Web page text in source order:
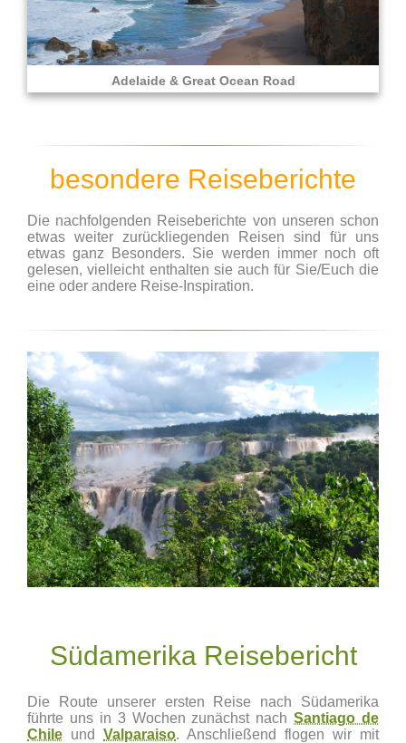
Adelaide & Great Ocean Road
besondere Reiseberichte
Die nachfolgenden Reiseberichte von unseren schon
etwas weiter zurückliegenden Reisen sind für uns
etwas ganz Besonders. Sie werden immer noch oft
gelesen, vielleicht enthalten sie auch für Sie/Euch die
eine oder andere Reise-Inspiration.
Südamerika Reisebericht
Die Route unserer ersten Reise nach Südamerika
führte uns in 3 Wochen zunächst nachSantiago de
Chile und Valparaiso. Anschließend flogen wir mit